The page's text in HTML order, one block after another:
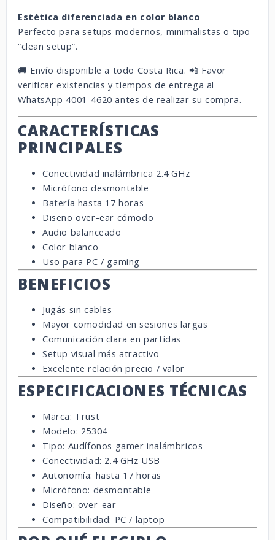
Estética diferenciada en color blanco
Perfecto para setups modernos, minimalistas o tipo
“clean setup”.
🚚 Envío disponible a todo Costa Rica. 📲 Favor
verificar existencias y tiempos de entrega al
WhatsApp 4001-4620 antes de realizar su compra.
CARACTERÍSTICAS
PRINCIPALES
Conectividad inalámbrica 2.4 GHz
Micrófono desmontable
Batería hasta 17 horas
Diseño over-ear cómodo
Audio balanceado
Color blanco
Uso para PC / gaming
BENEFICIOS
Jugás sin cables
Mayor comodidad en sesiones largas
Comunicación clara en partidas
Setup visual más atractivo
Excelente relación precio / valor
ESPECIFICACIONES TÉCNICAS
Marca: Trust
Modelo: 25304
Tipo: Audífonos gamer inalámbricos
Conectividad: 2.4 GHz USB
Autonomía: hasta 17 horas
Micrófono: desmontable
Diseño: over-ear
Compatibilidad: PC / laptop